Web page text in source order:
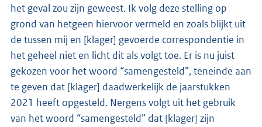
het geval zou zijn geweest. Ik volg deze stelling op
grond van hetgeen hiervoor vermeld en zoals blijkt uit
de tussen mij en [klager] gevoerde correspondentie in
het geheel niet en licht dit als volgt toe. Er is nu juist
gekozen voor het woord “samengesteld”, teneinde aan
te geven dat [klager] daadwerkelijk de jaarstukken
2021 heeft opgesteld. Nergens volgt uit het gebruik
van het woord “samengesteld” dat [klager] zijn